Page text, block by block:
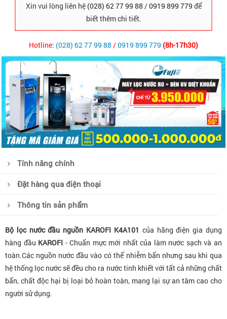
Xin vui lòng liên hệ (028) 62 77 99 88 /0919 899 779 để
biết thêm chi tiết.
Hotline: (028) 62 77 99 88 /0919 899 779 (8h-17h30)
Tính năng chính
Đặt hàng qua điện thoại
Thông tin sản phẩm
Bộ lọc nước đầu nguồn KAROFI K4A101 của hãng điện gia dụng
hàng đầu KAROFI - Chuẩn mực mới nhất của làm nước sạch và an
toàn.Các nguồn nước đầu vào có thể nhiễm bẩn nhưng sau khi qua
hệ thống lọc nước sẽ đều cho ra nước tinh khiết với tất cả những chất
bẩn, chất độc hại bị loại bỏ hoàn toàn, mang lại sự an tâm cao cho
người sử dụng.